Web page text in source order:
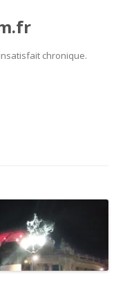
chronique.